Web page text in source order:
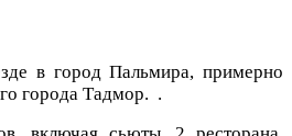
в город Пальмира, примерно
города Тадмор. .